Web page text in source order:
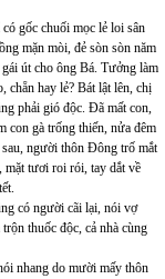
gốc chuối mọc lẻ loi sân
mặn mòi, đẻ sòn sòn năm
út cho ông Bá. Tưởng làm
chẵn hay lẻ? Bát lật lên, chị
phải gió độc. Đã mất con,
con gà trống thiến, nửa đêm
sau, người thôn Đông trố mắt
mặt tươi roi rói, tay dắt về
có người cãi lại, nói vợ
thuốc độc, cả nhà cùng
nhang do mười mấy thôn